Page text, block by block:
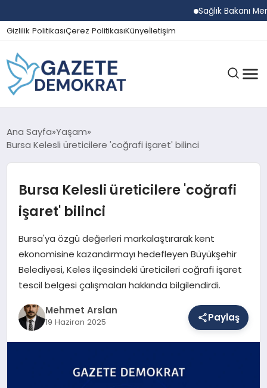
Sağlık Bakanı
Gizlilik PolitikasıÇerez PolitikasıKünyeİletişim
GÜNDEM
SPOR
SAĞLIK
Ana Sayfa Yaşam
Bursa Kelesli üreticilere 'coğrafi işaret' bilinci
Bursa Kelesli üreticilere 'coğrafi
işaret' bilinci
Bursa'ya özgü değerleri markalaştırarak kent
ekonomisine kazandırmayı hedefleyen Büyükşehir
Belediyesi, Keles ilçesindeki üreticileri coğrafi işaret
tescil belgesi çalışmaları hakkında bilgilendirdi.
Mehmet Arslan
19 Haziran 2025 Paylaş